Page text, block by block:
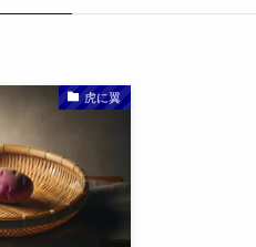
虎に翼